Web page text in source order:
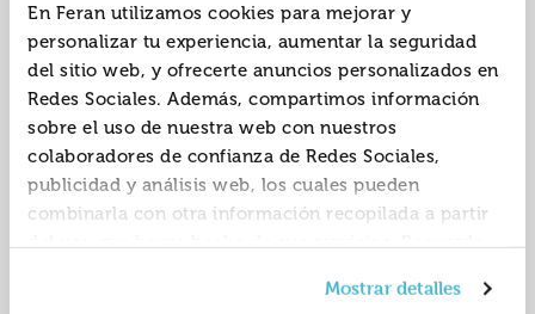
En Feran utilizamos cookies para mejorar y
personalizar tu experiencia, aumentar la seguridad
del sitio web, y ofrecerte anuncios personalizados en
Redes Sociales. Además, compartimos información
sobre el uso de nuestra web con nuestros
colaboradores de confianza de Redes Sociales,
publicidad y análisis web, los cuales pueden
combinarla con otra información recopilada a partir
del uso que hayas hecho de sus servicios. Recuerda
consentimiento en cualquier momento. Para más
Mostrar detalles
Autor: Heras, Chema
Autor:Heras, Chema
Amama eta aitita